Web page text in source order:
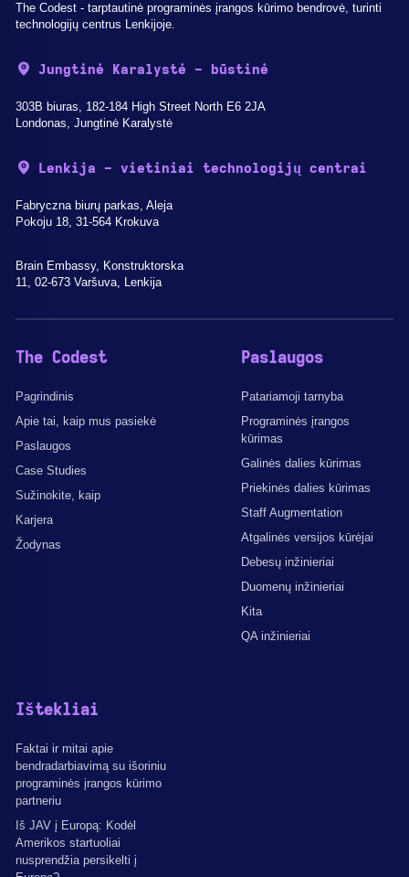
The Codest - tarptautinė programinės įrangos kūrimo bendrovė, turinti
technologijų centrus Lenkijoje.
Jungtinė Karalystė - būstinė
303B biuras, 182-184 High Street North E6 2JA
Londonas, Jungtinė Karalystė
Lenkija - vietiniai technologijų centrai
Fabryczna biurų parkas, Aleja
Pokoju 18, 31-564 Krokuva
Brain Embassy, Konstruktorska
11, 02-673 Varšuva, Lenkija
The Codest
Pagrindinis
Apie tai, kaip mus pasiekė
Paslaugos
Case Studies
Sužinokite, kaip
Karjera
Žodynas
Paslaugos
Patariamoji tarnyba
Programinės įrangos
kūrimas
Galinės dalies kūrimas
Priekinės dalies kūrimas
Staff Augmentation
Atgalinės versijos kūrėjai
Debesų inžinieriai
Duomenų inžinieriai
Kita
QA inžinieriai
Ištekliai
Faktai ir mitai apie
bendradarbiavimą su išoriniu
programinės įrangos kūrimo
partneriu
Iš JAV į Europą: Kodėl
Amerikos startuoliai
nusprendžia persikelti į